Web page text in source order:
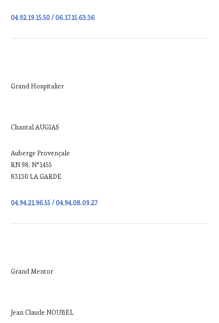
04.92.19.15.50 / 06.17.15.63.36
Grand Hospitalier
Chantal AUGIAS
Auberge Provençale
RN 98, N°1455
83130 LA GARDE
04.94.21.96.55 / 04.94.08.09.27
Grand Mentor
Jean Claude NOUBEL